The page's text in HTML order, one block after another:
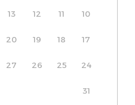
10
11
12
13
17
18
19
20
24
25
26
27
31